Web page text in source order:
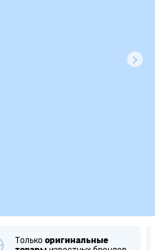
Только оригинальные